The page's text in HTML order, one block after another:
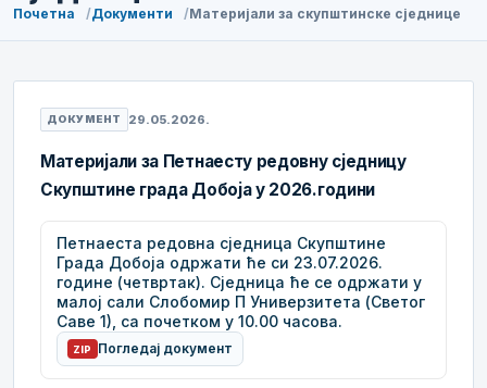
Почетна Документи Материјали за скупштинске сједнице
ДОКУМЕНТ 29.05.2026.
Материјали за Петнаесту редовну сједницу
Скупштине града Добоја у 2026.години
Петнаеста редовна сједница Скупштине
Града Добоја одржати ће си 23.07.2026.
године (четвртак). Сједница ће се одржати у
малој сали Слобомир П Универзитета (Светог
Саве 1), са почетком у 10.00 часова.
ZIP Погледај документ